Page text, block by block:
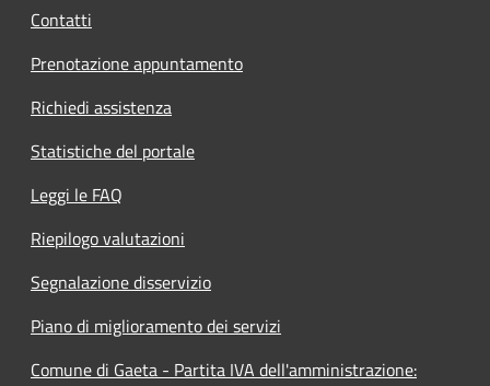
Contatti
Prenotazione appuntamento
Richiedi assistenza
Statistiche del portale
Leggi le FAQ
Riepilogo valutazioni
Segnalazione disservizio
Piano di miglioramento dei servizi
Comune di Gaeta - Partita IVA dell'amministrazione: